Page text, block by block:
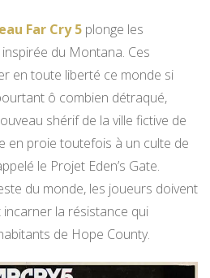
Far Cry 5 plonge les
du Montana. Ces
en toute liberté ce monde si
ô combien détraqué,
shérif de la ville fictive de
en proie toutefois à un culte de
le Projet Eden’s Gate.
du monde, les joueurs doivent
la résistance qui
de Hope County.